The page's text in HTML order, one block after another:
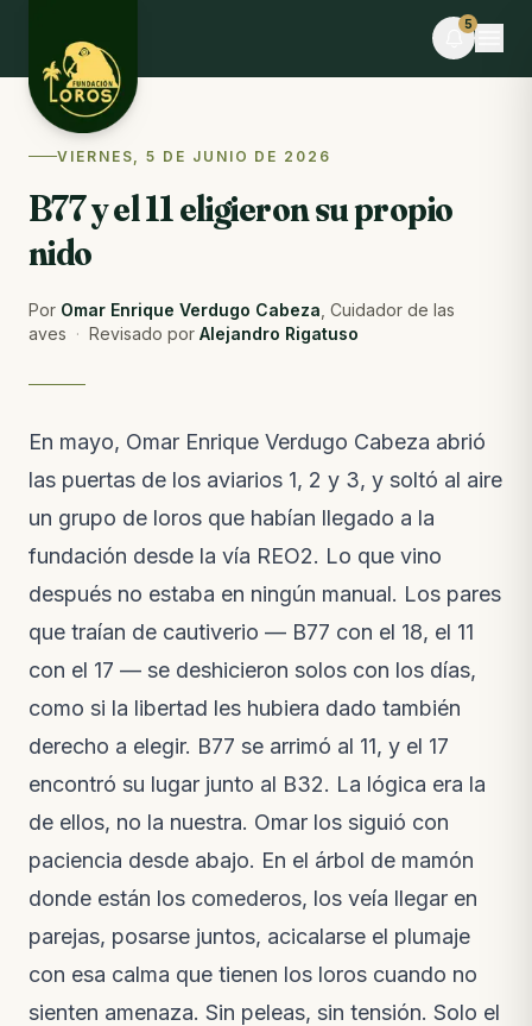
5
EN VIVO
ahora
Tú también puedes ayudar · dona alimentos
Desafío La Libertad × TEAMLEN
Faltan 10 días · Cupos limitados
libertad o imán hacia el peligro
Del blog · hace 6 días
NOTAS DE CAMPO
Lo que pasó esta semana en la reserva
Notas de campo · hace 2 semanas
El video de la liberación de las guacamayas
Nuevo video · hace 3 semanas
VIERNES, 5 DE JUNIO DE 2026
B77 y el 11 eligieron su propio
nido
Por Omar Enrique Verdugo Cabeza Cuidador de las
aves · Revisado por Alejandro Rigatuso
En mayo, Omar Enrique Verdugo Cabeza abrió
las puertas de los aviarios 1, 2 y 3, y soltó al aire
un grupo de loros que habían llegado a la
fundación desde la vía REO2. Lo que vino
después no estaba en ningún manual. Los pares
que traían de cautiverio — B77 con el 18, el 11
con el 17 — se deshicieron solos con los días,
como si la libertad les hubiera dado también
derecho a elegir. B77 se arrimó al 11, y el 17
encontró su lugar junto al B32. La lógica era la
de ellos, no la nuestra. Omar los siguió con
paciencia desde abajo. En el árbol de mamón
donde están los comederos, los veía llegar en
parejas, posarse juntos, acicalarse el plumaje
con esa calma que tienen los loros cuando no
sienten amenaza. Sin peleas, sin tensión. Solo el